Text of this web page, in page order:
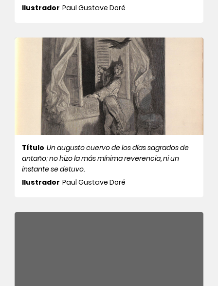
Ilustrador Paul Gustave Doré
Título Un augusto cuervo de los días sagrados de
antaño; no hizo la más mínima reverencia, ni un
instante se detuvo.
Ilustrador Paul Gustave Doré